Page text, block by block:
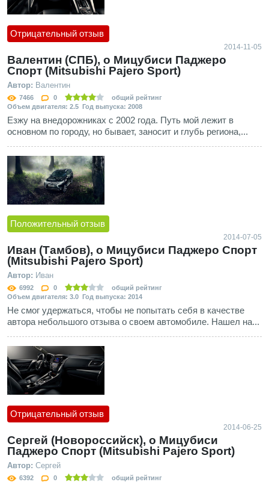
Отрицательный отзыв
2014-11-05
Валентин (СПБ), о Мицубиси Паджеро
Спорт (Mitsubishi Pajero Sport)
Автор: Валентин
7466 0
общий рейтинг
Объем двигателя: 2.5 Год выпуска: 2008
Езжу на внедорожниках с 2002 года. Путь мой лежит в
основном по городу, но бывает, заносит и глубь региона,...
Положительный отзыв
2014-07-05
Иван (Тамбов), о Мицубиси Паджеро Спорт
(Mitsubishi Pajero Sport)
Автор: Иван
6992 0
общий рейтинг
Объем двигателя: 3.0 Год выпуска: 2014
Не смог удержаться, чтобы не попытать себя в качестве
автора небольшого отзыва о своем автомобиле. Нашел на...
Отрицательный отзыв
2014-06-25
Сергей (Новороссийск), о Мицубиси
Паджеро Спорт (Mitsubishi Pajero Sport)
Автор: Сергей
6392 0
общий рейтинг